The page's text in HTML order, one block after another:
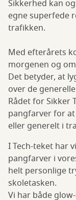
Sikkerhed kan
egne superfede
trafikken.
Med efterårets
morgenen og
Det betyder, at
over de
Rådet for Sikker
pangfarver for
eller generelt i
I Tech-teket har
pangfarver i
helt personlige
skoletasken.
Vi har både